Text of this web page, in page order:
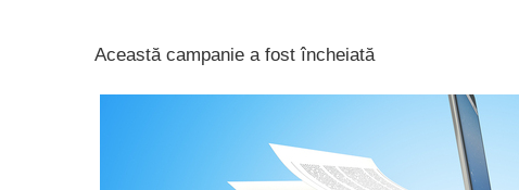
Această campanie a fost încheiată